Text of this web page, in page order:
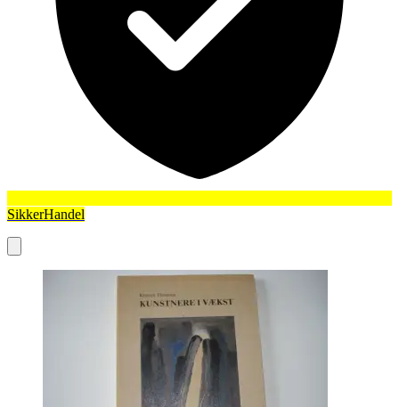
SikkerHandel